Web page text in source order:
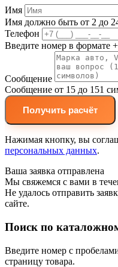
Имя
Имя должно быть от 2 до
Телефон
Введите номер в
Сообщение
Сообщение от 15 до 151
Получить расчёт
Нажимая кнопку, вы
персональных данных.
Ваша заявка отправлена
Мы свяжемся с вами в
Не удалось отправить
сайте.
Поиск по
Введите номер с
страницу товара.